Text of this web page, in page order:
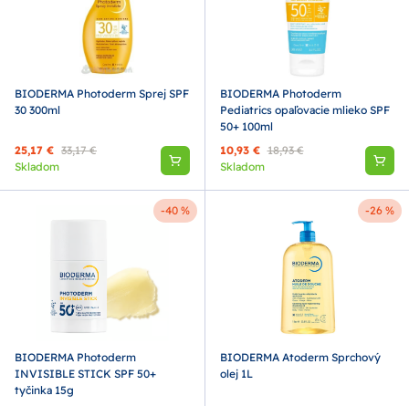
BIODERMA Photoderm Sprej SPF
30 300ml
25,17 € 33,17 €
Skladom
BIODERMA Photoderm
Pediatrics opaľovacie mlieko SPF
50+ 100ml
10,93 € 18,93 €
Skladom
-40 %
BIODERMA Photoderm
INVISIBLE STICK SPF 50+
tyčinka 15g
-26 %
BIODERMA Atoderm Sprchový
olej 1L